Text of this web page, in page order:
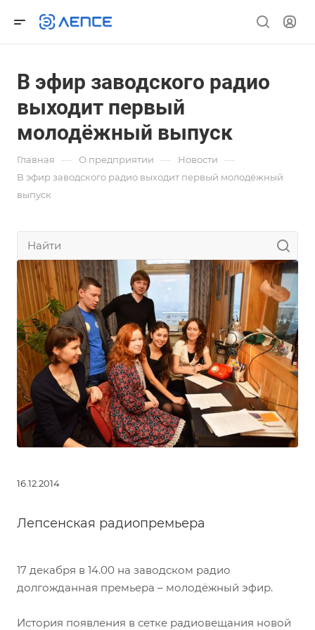
В эфир заводского радио
выходит первый
молодёжный выпуск
Главная — О предприятии — Новости —
В эфир заводского радио выходит первый молодёжный
выпуск
16.12.2014
Лепсенская радиопремьера
17 декабря в 14.00 на заводском радио
долгожданная премьера – молодёжный эфир.
История появления в сетке радиовещания новой